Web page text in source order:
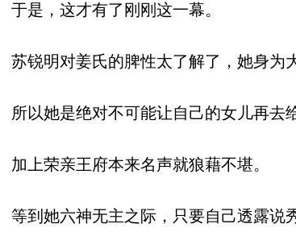
于是，这才有了刚刚这一幕。
苏锐明对姜氏的脾性太了解了，她身为
所以她是绝对不可能让自己的女儿再去
加上荣亲王府本来名声就狼藉不堪。
等到她六神无主之际，只要自己透露说